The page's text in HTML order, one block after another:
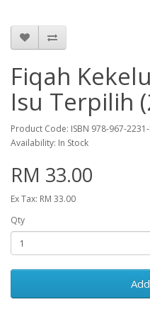
Fiqah
Isu Terpilih
Product Code: ISBN 978-967-
Availability: In Stock
RM 33.00
Ex Tax: RM 33.00
Qty